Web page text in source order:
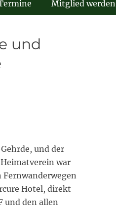
Mitglied werden
und
und der
war
Fernwanderwegen
Hotel, direkt
und den allen